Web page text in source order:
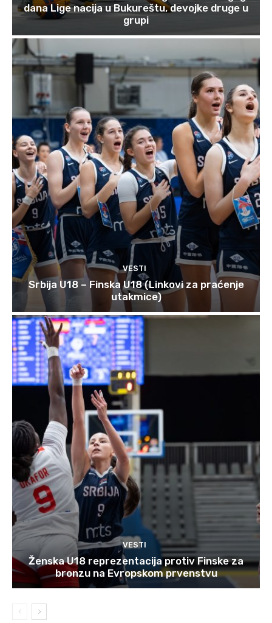
dana Lige nacija u Bukureštu, devojke druge u
grupi
VESTI
Srbija U18 – Finska U18 (Linkovi za praćenje
utakmice)
VESTI
Ženska U18 reprezentacija protiv Finske za
bronzu na Evropskom prvenstvu